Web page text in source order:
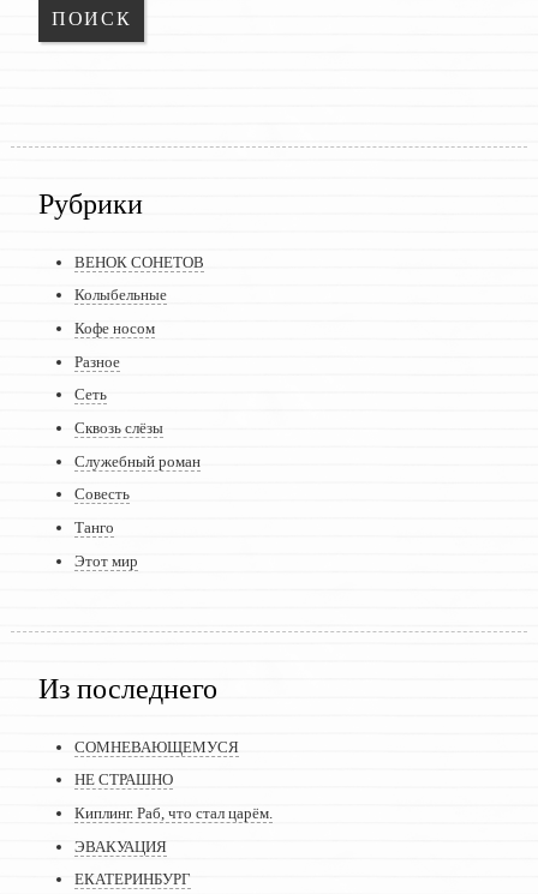
Рубрики
ВЕНОК СОНЕТОВ
Колыбельные
Кофе носом
Разное
Сеть
Сквозь слёзы
Служебный роман
Совесть
Танго
Этот мир
Из последнего
СОМНЕВАЮЩЕМУСЯ
НЕ СТРАШНО
Киплинг. Раб, что стал царём.
ЭВАКУАЦИЯ
ЕКАТЕРИНБУРГ